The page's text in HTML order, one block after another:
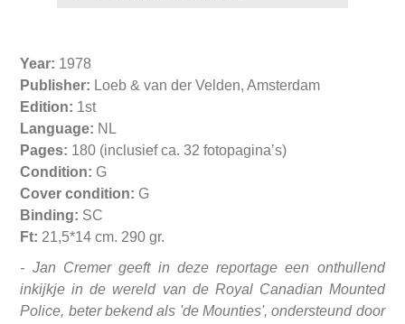
Year: 1978
Publisher: Loeb & van der Velden, Amsterdam
Edition: 1st
Language: NL
Pages: 180 (inclusief ca. 32 fotopagina’s)
Condition: G
Cover condition: G
Binding: SC
Ft: 21,5*14 cm. 290 gr.
- Jan Cremer geeft in deze reportage een onthullend
inkijkje in de wereld van de Royal Canadian Mounted
Police, beter bekend als 'de Mounties', ondersteund door